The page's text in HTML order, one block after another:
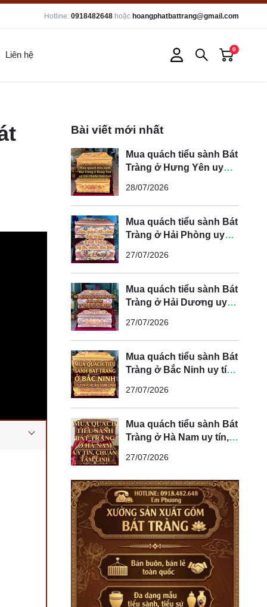
Hotline: 0918482648 hoặc hoangphatbattrang@gmail.com
Liên hệ
0
Bài viết mới nhất
Mua quách tiểu sành Bát
Tràng ở Hưng Yên uy
28/07/2026
Mua quách tiểu sành Bát
Tràng ở Hải Phòng uy
27/07/2026
Mua quách tiểu sành Bát
Tràng ở Hải Dương uy
27/07/2026
Mua quách tiểu sành Bát
Tràng ở Bắc Ninh uy tín,
27/07/2026
Mua quách tiểu sành Bát
Tràng ở Hà Nam uy tín,
27/07/2026